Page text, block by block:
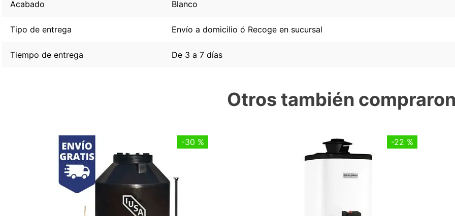
Acabado Blanco
Tipo de entrega Envío a domicilio ó Recoge en sucursal
Tiempo de entrega De 3 a 7 días
Otros también
-30 % -22 %